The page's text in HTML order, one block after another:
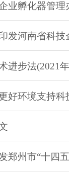
业孵化器管理
发河南省科
进步法(2021
好环境支持
郑州市“十四